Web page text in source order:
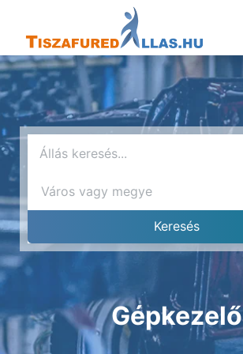
Gépkezelő